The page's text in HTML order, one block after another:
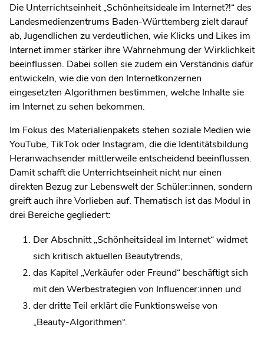
Die Unterrichtseinheit „Schönheitsideale im Internet?!“ des
Landesmedienzentrums Baden-Württemberg zielt darauf
ab, Jugendlichen zu verdeutlichen, wie Klicks und Likes im
Internet immer stärker ihre Wahrnehmung der Wirklichkeit
beeinflussen. Dabei sollen sie zudem ein Verständnis dafür
entwickeln, wie die von den Internetkonzernen
eingesetzten Algorithmen bestimmen, welche Inhalte sie
im Internet zu sehen bekommen.
Im Fokus des Materialienpakets stehen soziale Medien wie
YouTube, TikTok oder Instagram, die die Identitätsbildung
Heranwachsender mittlerweile entscheidend beeinflussen.
Damit schafft die Unterrichtseinheit nicht nur einen
direkten Bezug zur Lebenswelt der Schüler:innen, sondern
greift auch ihre Vorlieben auf. Thematisch ist das Modul in
drei Bereiche gegliedert:
Der Abschnitt „Schönheitsideal im Internet“ widmet
sich kritisch aktuellen Beautytrends,
das Kapitel „Verkäufer oder Freund“ beschäftigt sich
mit den Werbestrategien von Influencer:innen und
der dritte Teil erklärt die Funktionsweise von
„Beauty-Algorithmen“.